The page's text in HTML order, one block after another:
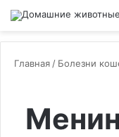
Главная / Болезни